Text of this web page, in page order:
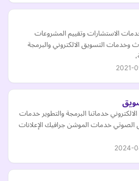
الاستشارات وتقييم المشروعات
وخدمات التسويق الالكتروني والبرمجة
2021-
خدماتنا البرمجة والتطوير خدمات
الصوتي خدمات الموشن جرافيك الإعلانات
2024-